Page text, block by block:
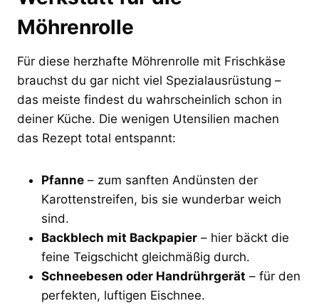
Möhrenrolle
Für diese herzhafte Möhrenrolle mit Frischkäse
brauchst du gar nicht viel Spezialausrüstung –
das meiste findest du wahrscheinlich schon in
deiner Küche. Die wenigen Utensilien machen
das Rezept total entspannt:
Pfanne – zum sanften Andünsten der
Karottenstreifen, bis sie wunderbar weich
sind.
Backblech mit Backpapier – hier bäckt die
feine Teigschicht gleichmäßig durch.
Schneebesen oder Handrührgerät – für den
perfekten, luftigen Eischnee.